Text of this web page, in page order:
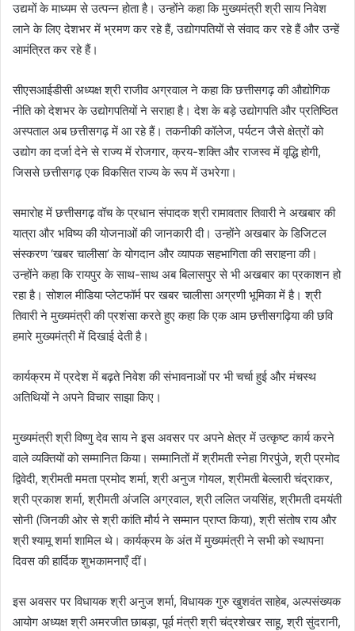
उद्यमों के माध्यम से उत्पन्न होता है। उन्होंने कहा कि मुख्यमंत्री श्री साय निवेश
लाने के लिए देशभर में भ्रमण कर रहे हैं, उद्योगपतियों से संवाद कर रहे हैं और उन्हें
आमंत्रित कर रहे हैं।
सीएसआईडीसी अध्यक्ष श्री राजीव अग्रवाल ने कहा कि छत्तीसगढ़ की औद्योगिक
नीति को देशभर के उद्योगपतियों ने सराहा है। देश के बड़े उद्योगपति और प्रतिष्ठित
अस्पताल अब छत्तीसगढ़ में आ रहे हैं। तकनीकी कॉलेज, पर्यटन जैसे क्षेत्रों को
उद्योग का दर्जा देने से राज्य में रोजगार, क्रय-शक्ति और राजस्व में वृद्धि होगी,
जिससे छत्तीसगढ़ एक विकसित राज्य के रूप में उभरेगा।
समारोह में छत्तीसगढ़ वॉच के प्रधान संपादक श्री रामावतार तिवारी ने अखबार की
यात्रा और भविष्य की योजनाओं की जानकारी दी। उन्होंने अखबार के डिजिटल
संस्करण ‘खबर चालीसा’ के योगदान और व्यापक सहभागिता की सराहना की।
उन्होंने कहा कि रायपुर के साथ-साथ अब बिलासपुर से भी अखबार का प्रकाशन हो
रहा है। सोशल मीडिया प्लेटफॉर्म पर खबर चालीसा अग्रणी भूमिका में है। श्री
तिवारी ने मुख्यमंत्री की प्रशंसा करते हुए कहा कि एक आम छत्तीसगढ़िया की छवि
हमारे मुख्यमंत्री में दिखाई देती है।
कार्यक्रम में प्रदेश में बढ़ते निवेश की संभावनाओं पर भी चर्चा हुई और मंचस्थ
अतिथियों ने अपने विचार साझा किए।
मुख्यमंत्री श्री विष्णु देव साय ने इस अवसर पर अपने क्षेत्र में उत्कृष्ट कार्य करने
वाले व्यक्तियों को सम्मानित किया। सम्मानितों में श्रीमती स्नेहा गिरपुंजे, श्री प्रमोद
द्विवेदी, श्रीमती ममता प्रमोद शर्मा, श्री अनुज गोयल, श्रीमती बेल्लारी चंद्राकर,
श्री प्रकाश शर्मा, श्रीमती अंजलि अग्रवाल, श्री ललित जयसिंह, श्रीमती दमयंती
सोनी (जिनकी ओर से श्री कांति मौर्य ने सम्मान प्राप्त किया), श्री संतोष राय और
श्री श्यामू शर्मा शामिल थे। कार्यक्रम के अंत में मुख्यमंत्री ने सभी को स्थापना
दिवस की हार्दिक शुभकामनाएँ दीं।
इस अवसर पर विधायक श्री अनुज शर्मा, विधायक गुरु खुशवंत साहेब, अल्पसंख्यक
आयोग अध्यक्ष श्री अमरजीत छाबड़ा, पूर्व मंत्री श्री चंद्रशेखर साहू, श्री सुंदरानी,